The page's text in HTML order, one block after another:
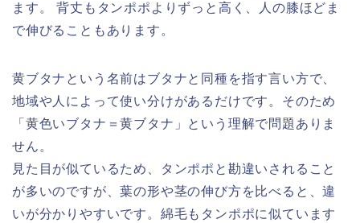
ます。 背丈もタンポポよりずっと高く、人の膝ほどま
で伸びることもあります。
黄ブタナという名前はブタナと同種を指す言い方で、
地域や人によって使い分けがあるだけです。そのため
「黄色いブタナ＝黄ブタナ」という理解で問題ありま
せん。
見た目が似ているため、タンポポと勘違いされること
が多いのですが、葉の形や茎の伸び方を比べると、違
いが分かりやすいです。綿毛もタンポポに似ています